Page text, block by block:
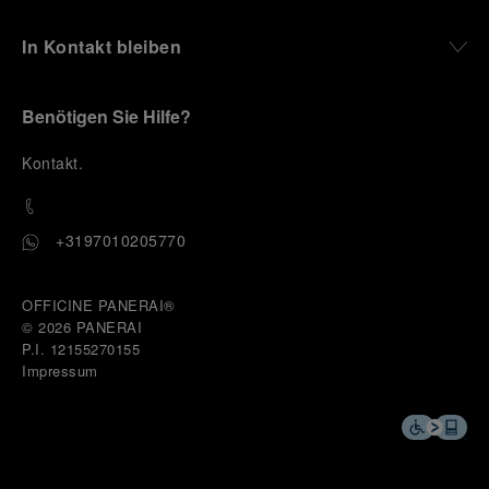
In Kontakt bleiben
Benötigen Sie Hilfe?
Kontakt.
+3197010205770
OFFICINE PANERAI®
© 2026 PANERAI
P.I. 12155270155
Impressum